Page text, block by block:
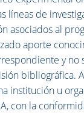
líneas de
asociados al
aporte
y no
bibliográfica.
institución u
con la